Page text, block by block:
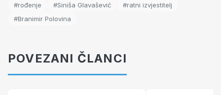
#rođenje #Siniša Glavašević
#ratni izvjestitelj
#Branimir Polovina
POVEZANI ČLANCI